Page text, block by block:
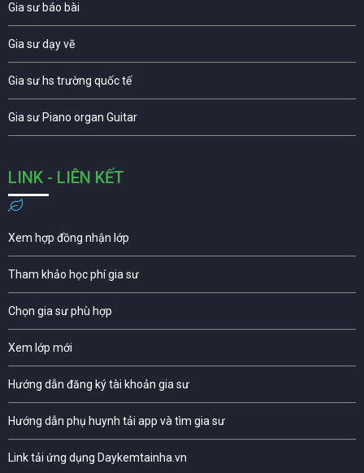
Gia sư báo bài
Gia sư dạy vẽ
Gia sư hs trường quốc tế
Gia sư Piano organ Guitar
LINK - LIÊN KẾT
Xem hợp đồng nhận lớp
Tham khảo học phí gia sư
Chọn gia sư phù hợp
Xem lớp mới
Hướng dẫn đăng ký tài khoản gia sư
Hướng dẫn phụ huynh tải app và tìm gia sư
Link tải ứng dụng Daykemtainha.vn